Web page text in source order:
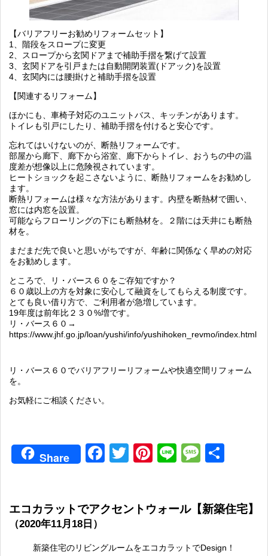
【バリアフリーお勧めリフォームセット】
1、階段をスロープに変更
2、スロープから玄関ドアまで補助手摺を繋げて設置
3、玄関ドアを引戸または自動開閉装置(ドアック)を設置
4、玄関内には腰掛けと補助手摺を設置
【関連するリフォーム】
ほかにも、車椅子対応のユニットバス、キッチンがあります。
トイレも引戸にしたり、補助手摺を付けると安心です。
忘れてはいけないのが、断熱リフォームです。
部屋から廊下、廊下から浴室、廊下からトイレ、おうちの中の温
度差が想像以上に危険視されています。
ヒートショックを起こさないように、断熱リフォームをお勧めし
ます。
断熱リフォームは様々な方法があります。内壁を断熱材で囲い、
窓には内窓を設置。
可能ならフローリングの下にも断熱材を。２階には天井にも断熱
材を。
まだまだ先で良いと思いがちですが、年齢に関係なく早めの対応
をお勧めします。
ところで、リ・バース６０をご存知ですか？
６０歳以上の方を対象に安心して融資をしてもらえる制度です。
とても良い借り方で、ご利用者が急増しています。
19年度は前年比２３０%増です。
リ・バース６０→
https://www.jhf.go.jp/loan/yushi/info/yushihoken_revmo/index.html
リ・バース６０でバリアフリーリフォームや快適空間リフォーム
を。
お気軽にご相談ください。
Share Facebook
Twitter
Pinterest
Line
エコカラットでアクセントウォール【新築住宅】
（2020年11月18日）
新築住宅のリビングルームをエコカラットでDesign！